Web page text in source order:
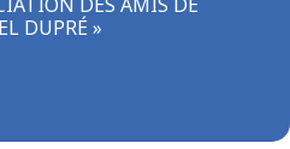
DUPRÉ »